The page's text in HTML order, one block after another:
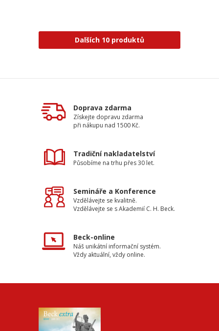
Dalších 10 produktů
Doprava zdarma
Získejte dopravu zdarma
při nákupu nad 1500 Kč.
Tradiční nakladatelství
Působíme na trhu přes 30 let.
Semináře a Konference
Vzdělávejte se kvalitně.
Vzdělávejte se s Akademií C. H. Beck.
Beck-online
Náš unikátní informační systém.
Vždy aktuální, vždy online.